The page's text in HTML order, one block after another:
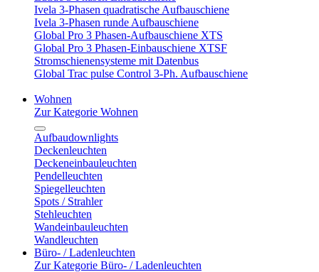
Ivela 3-Phasen quadratische Aufbauschiene
Ivela 3-Phasen runde Aufbauschiene
Global Pro 3 Phasen-Aufbauschiene XTS
Global Pro 3 Phasen-Einbauschiene XTSF
Stromschienensysteme mit Datenbus
Global Trac pulse Control 3-Ph. Aufbauschiene
Wohnen
Zur Kategorie Wohnen
Aufbaudownlights
Deckenleuchten
Deckeneinbauleuchten
Pendelleuchten
Spiegelleuchten
Spots / Strahler
Stehleuchten
Wandeinbauleuchten
Wandleuchten
Büro- / Ladenleuchten
Zur Kategorie Büro- / Ladenleuchten